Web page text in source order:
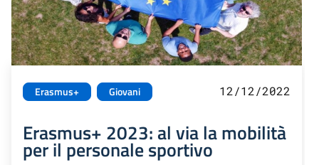
Erasmus+ Giovani 12/12/2022
Erasmus+ 2023: al via la mobilità
per il personale sportivo